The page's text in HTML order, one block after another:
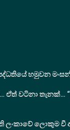
හමුවන
වටිනා තැනක්…
ලංකාවේ ලොකුම වී